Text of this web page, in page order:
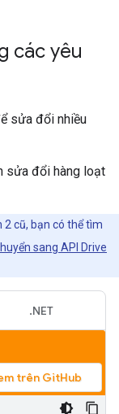
các yêu
sửa đổi nhiều
sửa đổi hàng loạt
2 cũ, bạn có thể tìm
sang API Drive
.NET
trên GitHub